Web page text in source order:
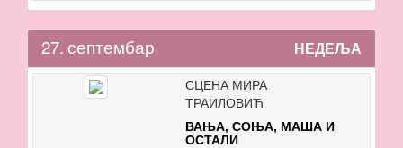
27. септембар НЕДЕЉА
СЦЕНА МИРА
ТРАИЛОВИЋ
ВАЊА, СОЊА, МАША И
ОСТАЛИ